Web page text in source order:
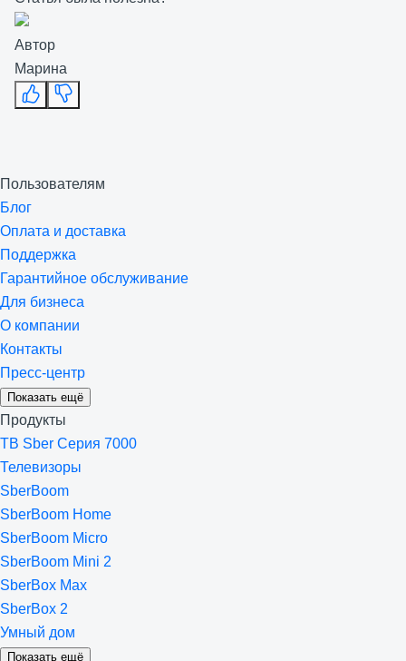
Автор
Марина
Пользователям
Блог
Оплата и доставка
Поддержка
Гарантийное обслуживание
Для бизнеса
О компании
Контакты
Пресс-центр
Показать ещё
Продукты
ТВ Sber Серия 7000
Телевизоры
SberBoom
SberBoom Home
SberBoom Micro
SberBoom Mini 2
SberBox Max
SberBox 2
Умный дом
Показать ещё